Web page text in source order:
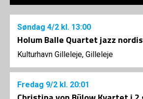
Søndag 4/2 kl. 13:00
Holum Balle Quartet jazz
Kulturhavn Gilleleje, Gilleleje
Fredag 9/2 kl. 20:01